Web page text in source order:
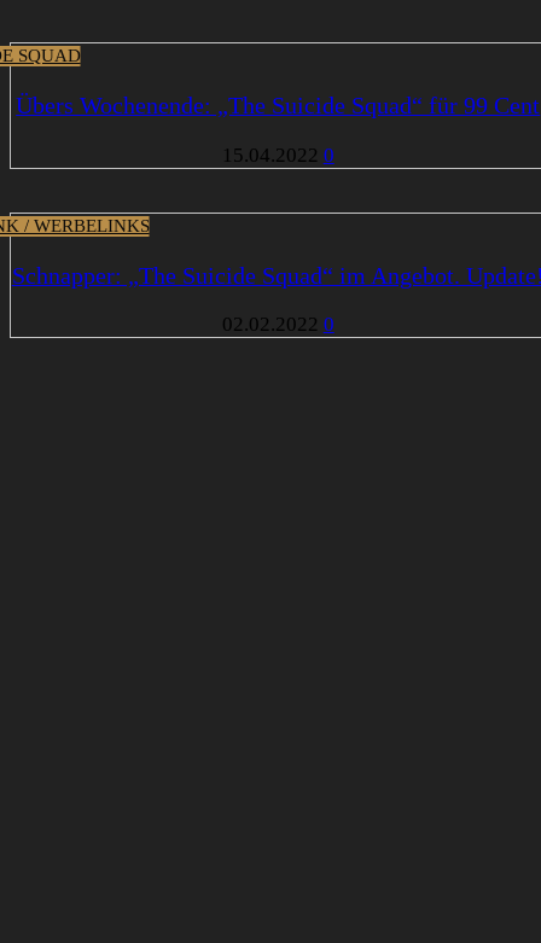
SQUAD
Übers Wochenende: „The Suicide Squad“ für 99 Cent
15.04.2022 0
/ WERBELINKS
Schnapper: „The Suicide Squad“ im Angebot.
02.02.2022 0